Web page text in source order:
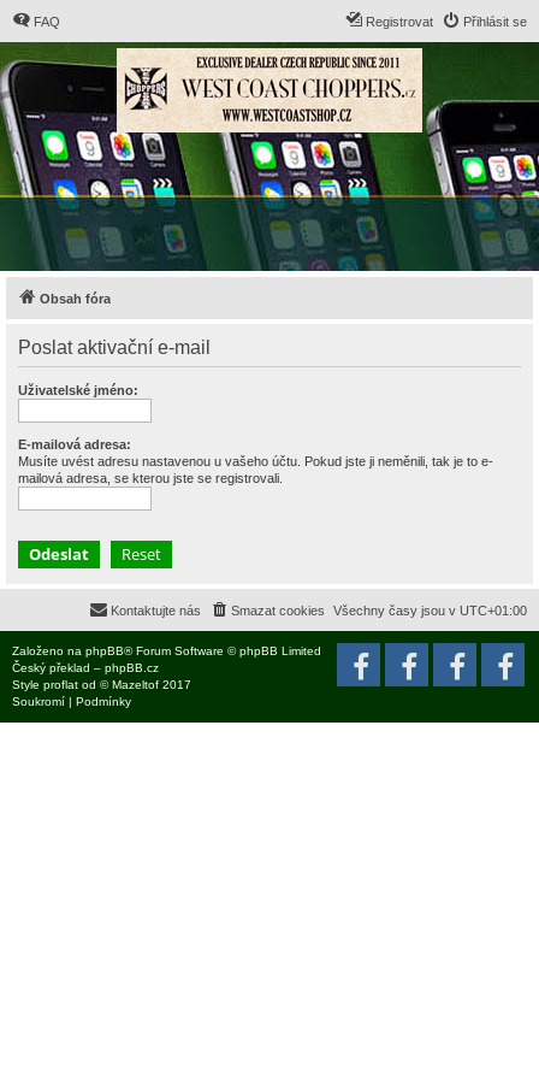
FAQ Přihlásit se
Registrovat
Obsah fóra
Poslat aktivační e-mail
Uživatelské jméno:
E-mailová adresa:
Musíte uvést adresu nastavenou u vašeho účtu. Pokud jste ji neměnili, tak je to e-
mailová adresa, se kterou jste se registrovali.
Všechny časy jsou v UTC+01:00
Smazat cookies
Kontaktujte nás
Založeno na phpBB® Forum Software © phpBB Limited
Český překlad – phpBB.cz
Style proflat od ©Mazeltof 2017
Soukromí | Podmínky